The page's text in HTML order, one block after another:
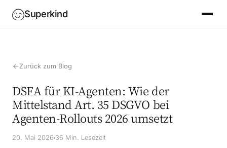
Superkind
Zurück zum Blog
DSFA für KI-Agenten: Wie der
Mittelstand Art. 35 DSGVO bei
Agenten-Rollouts 2026 umsetzt
20. Mai 2026 36 Min. Lesezeit